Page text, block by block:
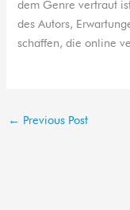
dem Genre vertraut
des Autors,
schaffen, die online
← Previous Post